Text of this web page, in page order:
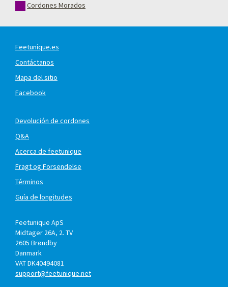
Cordones Morados
Feetunique.es
Contáctanos
Mapa del sitio
Facebook
Devolución de cordones
Q&A
Acerca de feetunique
Fragt og Forsendelse
Términos
Guía de longitudes
Feetunique ApS
Midtager 26A, 2. TV
2605 Brøndby
Danmark
VAT DK40494081
support@feetunique.net